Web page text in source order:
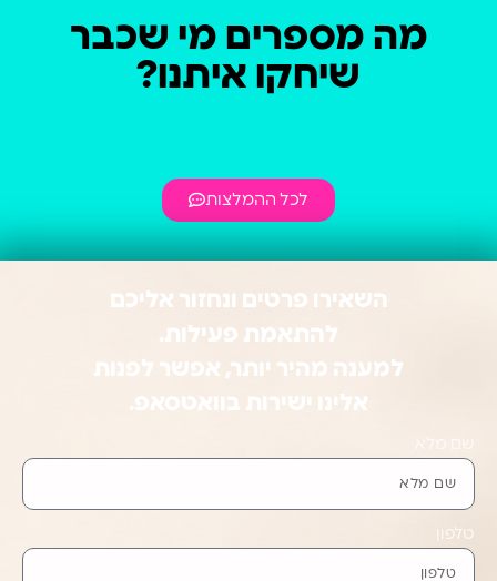
מה מספרים מי שכבר
שיחקו איתנו?
לכל ההמלצות
השאירו פרטים ונחזור אליכם
להתאמת פעילות.
למענה מהיר יותר, אפשר לפנות
אלינו ישירות בוואטסאפ.
טלפון